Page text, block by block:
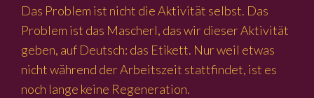
Das Problem ist nicht die Aktivität selbst. Das
Problem ist das Mascherl, das wir dieser Aktivität
geben, auf Deutsch: das Etikett. Nur weil etwas
nicht während der Arbeitszeit stattfindet, ist es
noch lange keine Regeneration.